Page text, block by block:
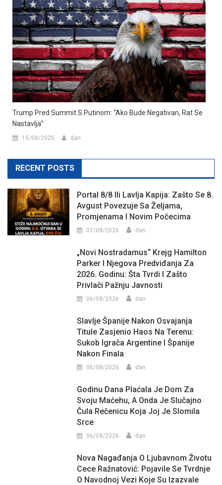
Trump Pred Summit S Putinom: “Ako Bude Negativan, Rat Se
Nastavlja”
15/08/2025 dan
RECENT POSTS
Portal 8/8 Ili Lavlja Kapija: Zašto Se 8.
Avgust Povezuje Sa Željama,
Promjenama I Novim Počecima
07/08/2026 dan
„Novi Nostradamus“ Krejg Hamilton
Parker I Njegova Predviđanja Za
2026. Godinu: Šta Tvrdi I Zašto
Privlači Pažnju Javnosti
06/08/2026 dan
Slavlje Španije Nakon Osvajanja
Titule Zasjenio Haos Na Terenu:
Sukob Igrača Argentine I Španije
Nakon Finala
06/08/2026 dan
Godinu Dana Plaćala Je Dom Za
Svoju Maćehu, A Onda Je Slučajno
Čula Rečenicu Koja Joj Je Slomila
Srce
06/08/2026 dan
Nova Nagađanja O Ljubavnom Životu
Cece Ražnatović: Pojavile Se Tvrdnje
O Navodnoj Vezi Koje Su Izazvale